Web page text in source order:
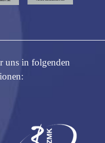
uns in folgenden